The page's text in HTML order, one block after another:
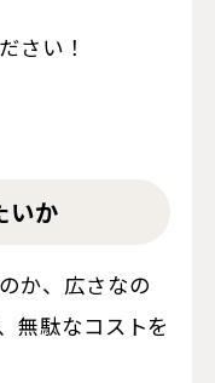
さい！
いか
か、広さなの
無駄なコストを